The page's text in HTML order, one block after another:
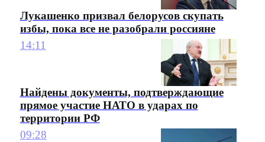
Лукашенко призвал белорусов скупать
избы, пока все не разобрали россияне
14:11
Найдены документы, подтверждающие
прямое участие НАТО в ударах по
территории РФ
09:28